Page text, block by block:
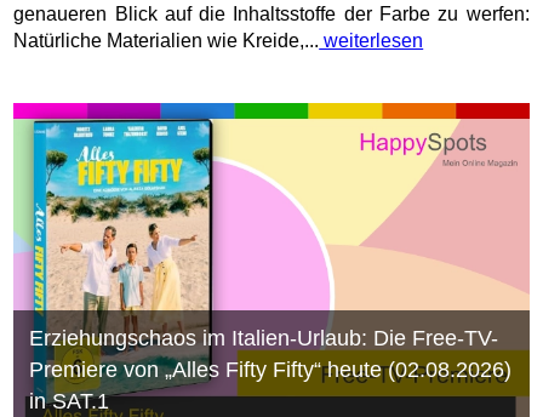
genaueren Blick auf die Inhaltsstoffe der Farbe zu werfen:
Natürliche Materialien wie Kreide,... weiterlesen
Erziehungschaos im Italien-Urlaub: Die Free-TV-
Premiere von „Alles Fifty Fifty“ heute (02.08.2026)
in SAT.1